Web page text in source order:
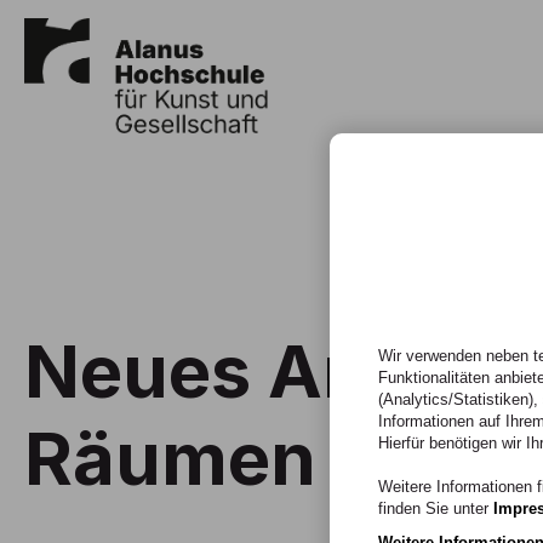
Neues
Räumen
Wir verwenden neben
Funktionalitäten
(Analytics/Statistiken),
Informationen auf
Hierfür benötigen wir
Weitere Informationen
finden Sie unter